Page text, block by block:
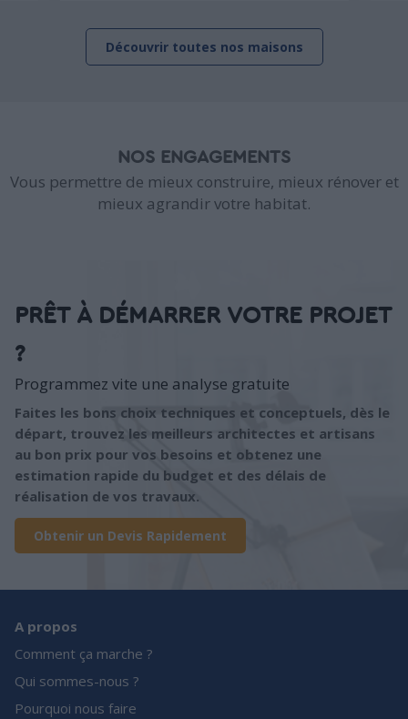
Découvrir toutes nos maisons
NOS ENGAGEMENTS
Vous permettre de mieux construire, mieux rénover et
mieux agrandir votre habitat.
PRÊT À DÉMARRER VOTRE PROJET
?
Programmez vite une analyse gratuite
Faites les bons choix techniques et conceptuels, dès le
départ, trouvez les meilleurs architectes et artisans
au bon prix pour vos besoins et obtenez une
estimation rapide du budget et des délais de
réalisation de vos travaux.
Obtenir un Devis Rapidement
A propos
Comment ça marche ?
Qui sommes-nous ?
Pourquoi nous faire